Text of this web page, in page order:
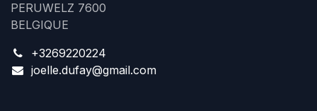
PERUWELZ 7600
BELGIQUE
+3269220224
joelle.dufay@gmail.com